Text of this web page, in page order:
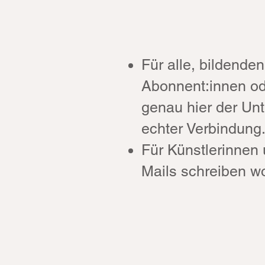
Für alle,
Abonnent:innen
genau hier der
echter Verbindung.
Für
Mails schreiben